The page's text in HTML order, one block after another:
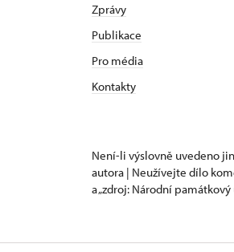
Zprávy
Publikace
Pro média
Kontakty
Není-li výslovně uvedeno
autora | Neužívejte dílo
a „zdroj: Národní památkový